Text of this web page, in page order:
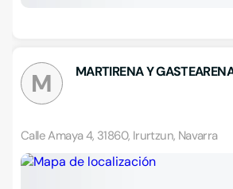
M MARTIRENA Y
Calle Amaya 4, 31860, Irurtzun, Navarra